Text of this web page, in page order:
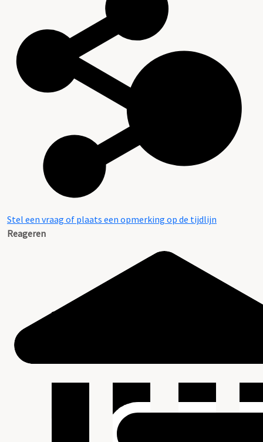
Stel een vraag of plaats een opmerking op de tijdlijn
Reageren